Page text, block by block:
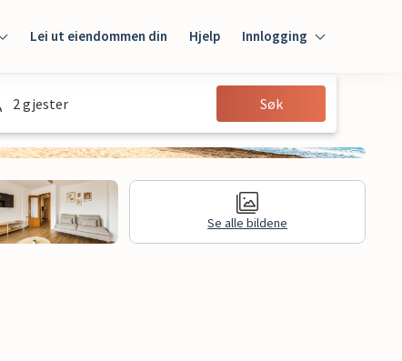
Lei ut eiendommen din Hjelp Innlogging
Innlogging
Gjest
2 gjester Søk
Se alle bildene